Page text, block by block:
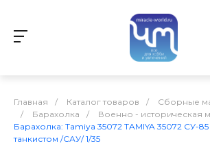
Главная / Каталог товаров /
Сборные
/
Барахолка / Военно - историческая
Барахолка: Tamiya 35072 TAMIYA 35072 СУ-
танкистом /САУ/ 1/35